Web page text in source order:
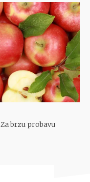
Za brzu probavu